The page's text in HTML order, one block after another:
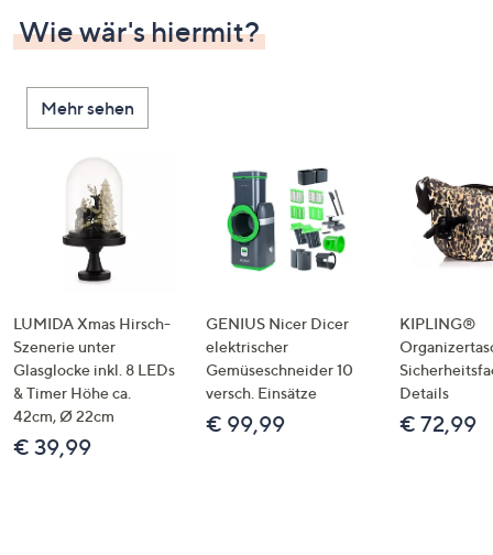
Wie wär's hiermit?
Mehr sehen
LUMIDA Xmas Hirsch-
Szenerie unter
Glasglocke inkl. 8 LEDs
& Timer Höhe ca.
42cm, Ø 22cm
€ 39,99
GENIUS Nicer Dicer
elektrischer
Gemüseschneider 10
versch. Einsätze
€ 99,99
KIPLING®
Details
€ 72,99